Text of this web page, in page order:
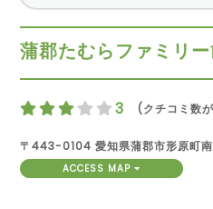
蒲郡たむらファミリ
3 (クチコミ数
〒443-0104 愛知県蒲郡市形原町
ACCESS MAP